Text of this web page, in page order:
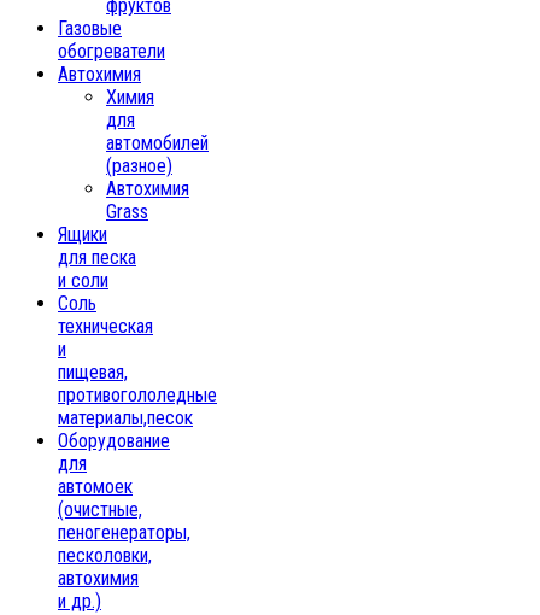
фруктов
Газовые
обогреватели
Автохимия
Химия
для
автомобилей
(разное)
Автохимия
Grass
Ящики
для песка
и соли
Соль
техническая
и
пищевая,
противогололедные
материалы,песок
Oборудование
для
автомоек
(очистные,
пеногенераторы,
песколовки,
автохимия
и др.)